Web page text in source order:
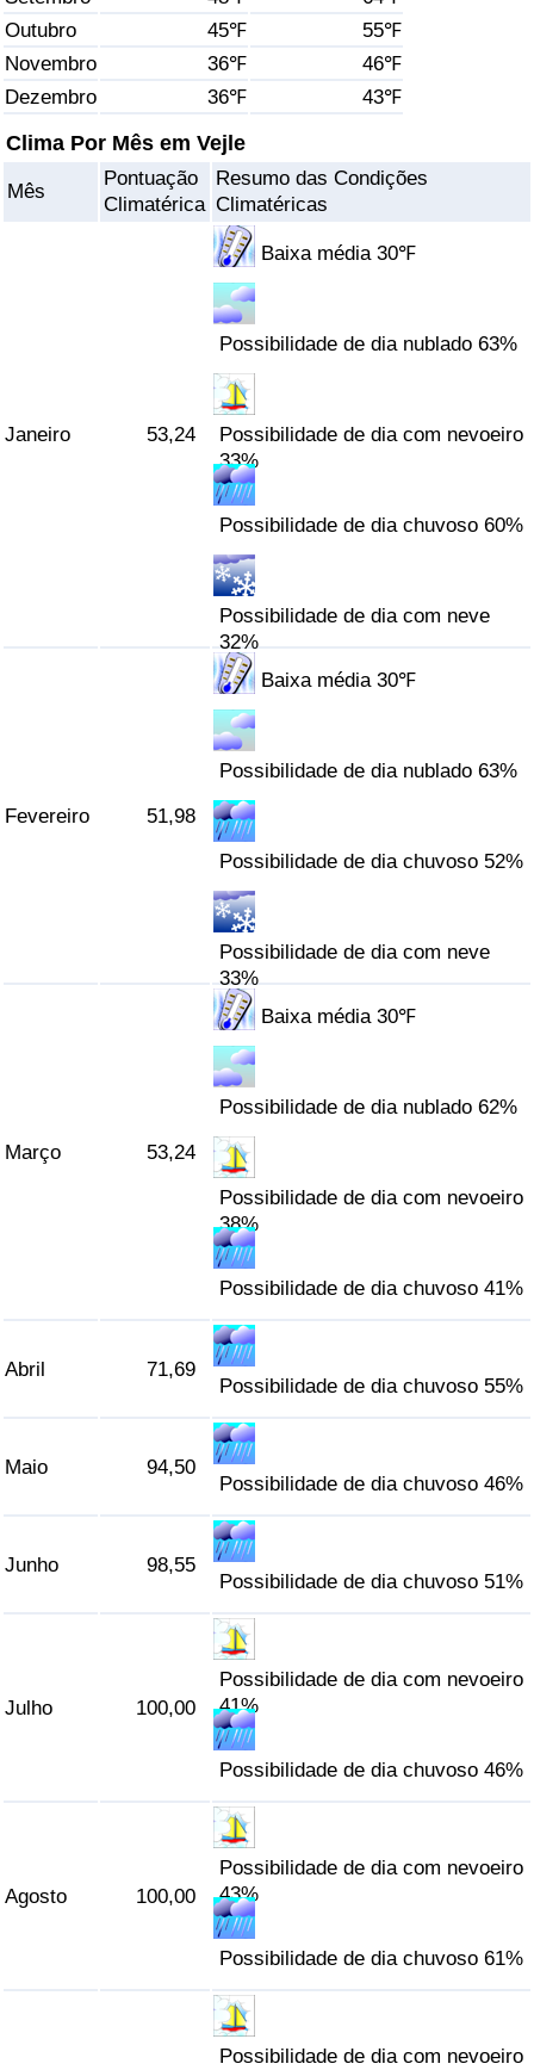
Outubro
45℉
55℉
Novembro
36℉
46℉
Dezembro
36℉ 43℉
Clima Por Mês em Vejle
Mês
Pontuação
Climatérica
Resumo das Condições
Climatéricas
Janeiro 53,24
Baixa média 30℉
Possibilidade de dia nublado 63%
Possibilidade de dia com nevoeiro
33%
Possibilidade de dia chuvoso 60%
Possibilidade de dia com neve
32%
Fevereiro 51,98
Baixa média 30℉
Possibilidade de dia nublado 63%
Possibilidade de dia chuvoso 52%
Possibilidade de dia com neve
33%
Março 53,24
Baixa média 30℉
Possibilidade de dia nublado 62%
Possibilidade de dia com nevoeiro
38%
Possibilidade de dia chuvoso 41%
Abril 71,69
Possibilidade de dia chuvoso 55%
Maio 94,50
Possibilidade de dia chuvoso 46%
Junho 98,55
Possibilidade de dia chuvoso 51%
Julho 100,00
Possibilidade de dia com nevoeiro
41%
Possibilidade de dia chuvoso 46%
Agosto 100,00
Possibilidade de dia com nevoeiro
43%
Possibilidade de dia chuvoso 61%
Possibilidade de dia com nevoeiro
Saúde
Indicador de Saúde (Atual)
Indicador de Saúde por País
Indicador de Poluição (Atual)
Indicador de Poluição por País
Indicador de Trânsito (Atual)
Indicador de Trânsito por País